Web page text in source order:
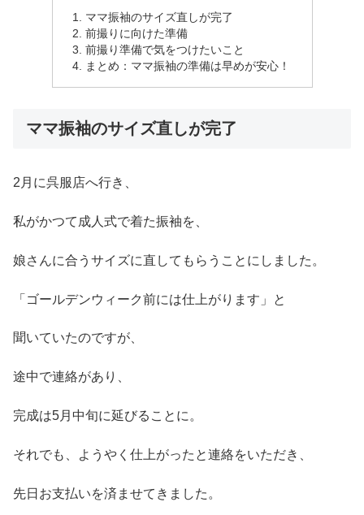
ママ振袖のサイズ直しが完了
前撮りに向けた準備
前撮り準備で気をつけたいこと
まとめ：ママ振袖の準備は早めが安心！
ママ振袖のサイズ直しが完了
2月に呉服店へ行き、
私がかつて成人式で着た振袖を、
娘さんに合うサイズに直してもらうことにしました。
「ゴールデンウィーク前には仕上がります」と
聞いていたのですが、
途中で連絡があり、
完成は5月中旬に延びることに。
それでも、ようやく仕上がったと連絡をいただき、
先日お支払いを済ませてきました。